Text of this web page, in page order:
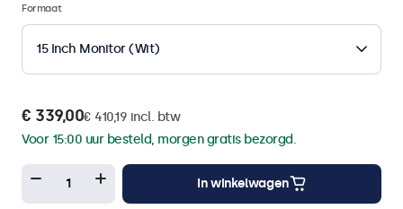
Formaat
15 Inch Monitor (Wit)
€ 339,00€ 410,19 incl. btw
Voor 15:00 uur besteld, morgen gratis bezorgd.
In winkelwagen